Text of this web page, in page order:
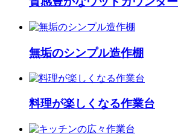
無垢のシンプル造作棚
料理が楽しくなる作業台